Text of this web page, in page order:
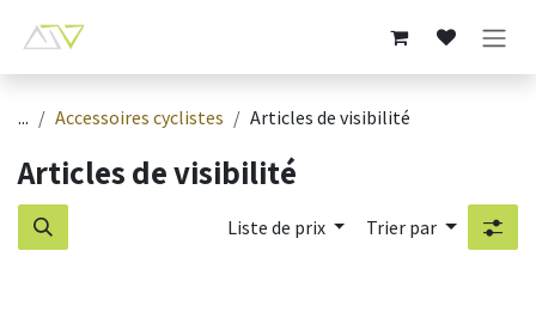
... Accessoires cyclistes Articles de visibilité
Articles de visibilité
Liste de prix Trier par